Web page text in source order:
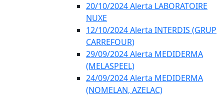
20/10/2024 Alerta LABORATOIRE
NUXE
12/10/2024 Alerta INTERDIS (GRUP
CARREFOUR)
29/09/2024 Alerta MEDIDERMA
(MELASPEEL)
24/09/2024 Alerta MEDIDERMA
(NOMELAN, AZELAC)